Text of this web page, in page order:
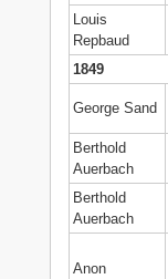
Louis
Repbaud
1849
George Sand
Berthold
Auerbach
Berthold
Auerbach
Anon